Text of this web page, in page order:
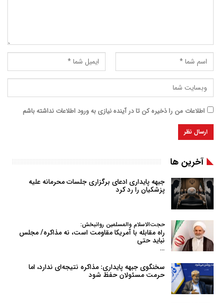
اطلاعات من را ذخیره کن تا در آینده نیازی به ورود اطلاعات نداشته باشم
آخرین ها
جبهه پایداری ادعای برگزاری جلسات محرمانه علیه
پزشکیان را رد کرد
حجت‌الاسلام والمسلمین روانبخش:
راه مقابله با آمریکا مقاومت است، نه مذاکره/ مجلس
نباید حتی
…
سخنگوی جبهه پایداری: مذاکره نتیجه‌ای ندارد، اما
حرمت مسئولان حفظ شود